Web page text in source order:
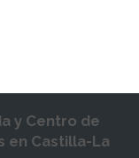
y Centro de
en Castilla-La